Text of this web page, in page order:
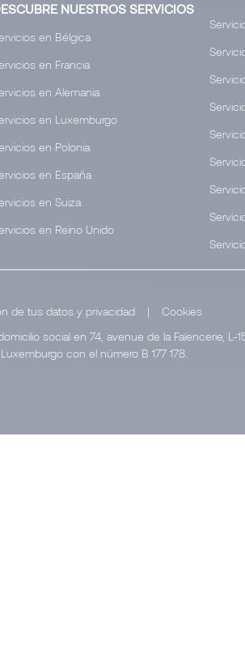
NUESTROS SERVICIOS
en Bélgica
en Francia
en Alemania
en Luxemburgo
en Polonia
en España
en Suiza
en Reino Unido
de tus datos y privacidad |
Cookies
social en 74, avenue de la Faïencerie, L-
con el número B 177 178.